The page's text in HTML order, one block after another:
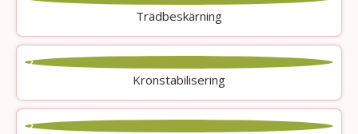
Trädbeskärning
Kronstabilisering